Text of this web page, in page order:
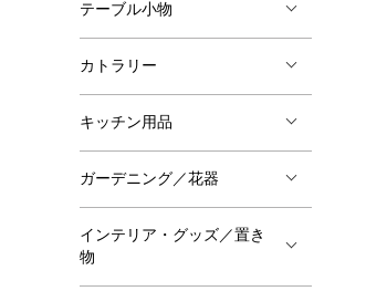
テーブル小物
カトラリー
キッチン用品
ガーデニング／花器
インテリア・グッズ／置き
物